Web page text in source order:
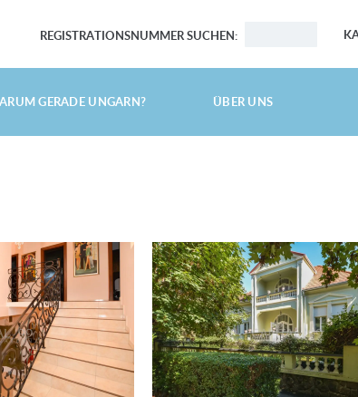
REGISTRATIONSNUMMER SUCHEN:
GERADE UNGARN? ÜBER UNS
HAUPTSEITE
EINFAMILIENHAUS MIT GROSSEM GARTEN
AM BALATON, UFERNAH
ENERGIEEFFIZIENT
LUXUSHAUS